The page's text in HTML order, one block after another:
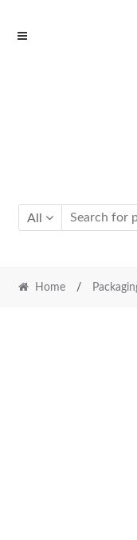
Skip
Skip
All
Home /